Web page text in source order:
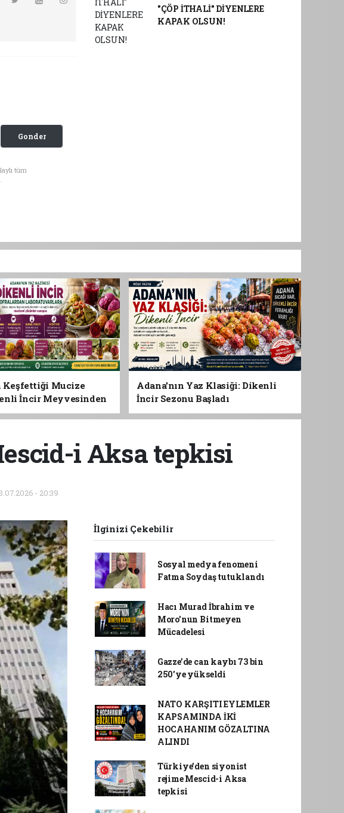
Gonder
tüm
"ÇÖP İTHALİ" DİYENLERE
KAPAK OLSUN!
Keşfettiği Mucize
İncir Meyvesinden
Geleceğin Süper Gıdası
Adana'nın Yaz Klasiği: Dikenli
İncir Sezonu Başladı
i Aksa tepkisi
- 20:39
İlginizi Çekebilir
Sosyal medya fenomeni
Fatma Soydaş tutuklandı
Hacı Murad İbrahim ve
Moro'nun Bitmeyen
Mücadelesi
Gazze’de can kaybı 73 bin
250'ye yükseldi
NATO KARŞITI EYLEMLER
KAPSAMINDA İKİ
HOCAHANIM GÖZALTINA
ALINDI
Türkiye'den siyonist
rejime Mescid-i Aksa
tepkisi